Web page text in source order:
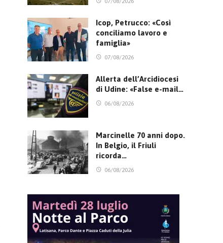
Icop, Petrucco: «Così
conciliamo lavoro e
famiglia»
07/08/2026
Allerta dell’Arcidiocesi
di Udine: «False e-mail…
06/08/2026
Marcinelle 70 anni dopo.
In Belgio, il Friuli
ricorda…
06/08/2026